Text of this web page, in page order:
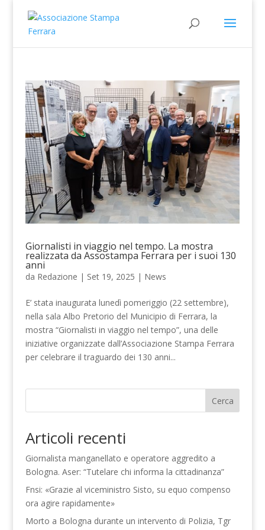
Giornalisti in viaggio nel tempo. La mostra
realizzata da Assostampa Ferrara per i suoi 130
anni
da Redazione | Set 19, 2025 | News
E’ stata inaugurata lunedì pomeriggio (22 settembre),
nella sala Albo Pretorio del Municipio di Ferrara, la
mostra “Giornalisti in viaggio nel tempo”, una delle
iniziative organizzate dall’Associazione Stampa Ferrara
per celebrare il traguardo dei 130 anni...
Cerca
Articoli recenti
Giornalista manganellato e operatore aggredito a
Bologna. Aser: “Tutelare chi informa la cittadinanza”
Fnsi: «Grazie al viceministro Sisto, su equo compenso
ora agire rapidamente»
Morto a Bologna durante un intervento di Polizia, Tgr